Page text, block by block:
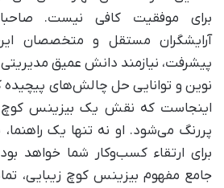
برای موفقیت کافی نیست.
آرایشگران مستقل و متخصصان
پیشرفت، نیازمند دانش عمیق مدیریتی،
نوین و توانایی حل چالش‌های
اینجاست که نقش یک بیزینس
پررنگ می‌شود. او نه تنها یک راهنما،
برای ارتقاء کسب‌وکار شما خواهد
جامع مفهوم بیزینس کوچ زیبایی،